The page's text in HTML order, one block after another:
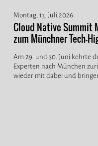
Montag, 13. Juli 2026
Cloud Native Summit
zum Münchner Tech-
Am 29. und 30. Juni kehrte
Experten nach München
wieder mit dabei und